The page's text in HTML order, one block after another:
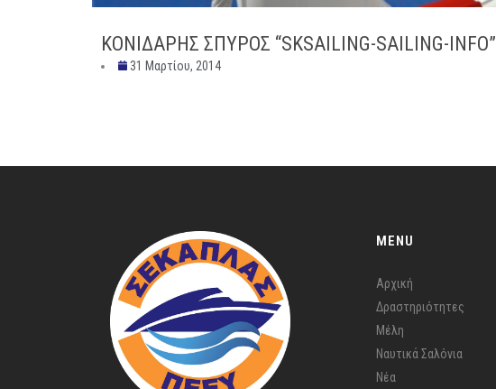
ΚΟΝΙΔΑΡΗΣ ΣΠΥΡΟΣ “SKSAILING-SAILING-INFO”
31 Μαρτίου, 2014
MENU
Αρχική
Δραστηριότητες
Μέλη
Ναυτικά Σαλόνια
Νέα